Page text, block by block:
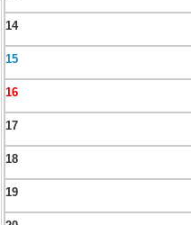
14
15
16
17
18
19